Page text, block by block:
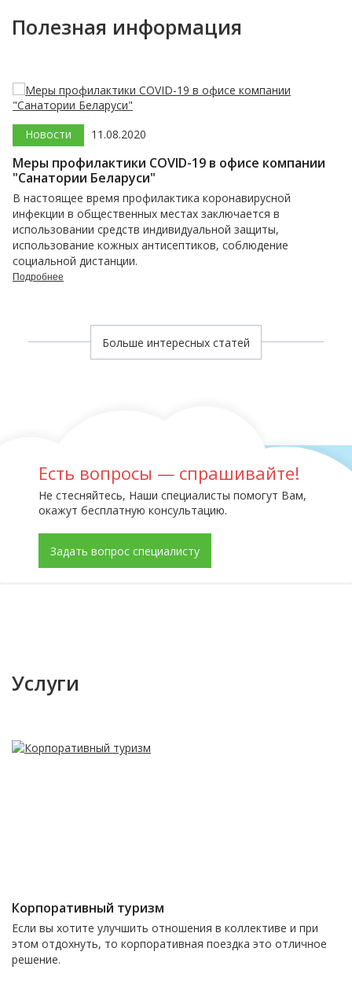
туристического агентства "Версо"
Полезная информация
Новости 11.08.2020
Меры профилактики COVID-19 в офисе компании
"Санатории Беларуси"
В настоящее время профилактика коронавирусной
инфекции в общественных местах заключается в
использовании средств индивидуальной защиты,
использование кожных антисептиков, соблюдение
социальной дистанции.
Подробнее
Больше интересных статей
Есть вопросы — спрашивайте!
Не стесняйтесь, Наши специалисты помогут Вам,
окажут бесплатную консультацию.
Задать вопрос специалисту
Услуги
Корпоративный туризм
Если вы хотите улучшить отношения в коллективе и при
этом отдохнуть, то корпоративная поездка это отличное
решение.